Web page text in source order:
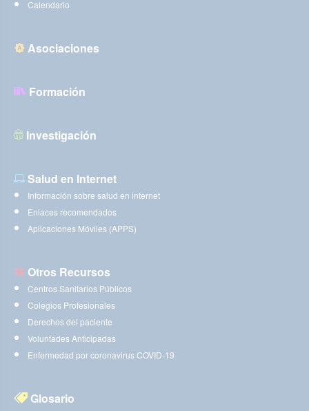
Calendario
Asociaciones
Formación
Investigación
Salud en Internet
Información sobre salud en internet
Enlaces recomendados
Aplicaciones Móviles (APPS)
Otros Recursos
Centros Sanitarios Públicos
Colegios Profesionales
Derechos del paciente
Voluntades Anticipadas
Enfermedad por coronavirus COVID-19
Glosario